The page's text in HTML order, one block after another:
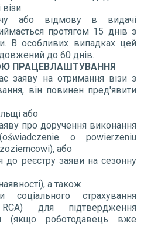
або відмову в видачі
протягом 15 днів з
В особливих випадках цей
до 60 днів.
ПРАЦЕВЛАШТУВАННЯ
заяву на отримання візи з
він повинен пред'явити
або
про доручення виконання
o powierzeniu
або
до реєстру заяви на сезонну
а також
страхування
для підтвердження
(якщо роботодавець вже